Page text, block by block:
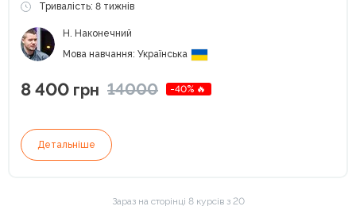
Тривалість: 8 тижнів
Н. Наконечний
Мова навчання: Українська
8 400 грн 14000 -40% 🔥
Детальніше
Зараз на сторінці 8 курсів з 20